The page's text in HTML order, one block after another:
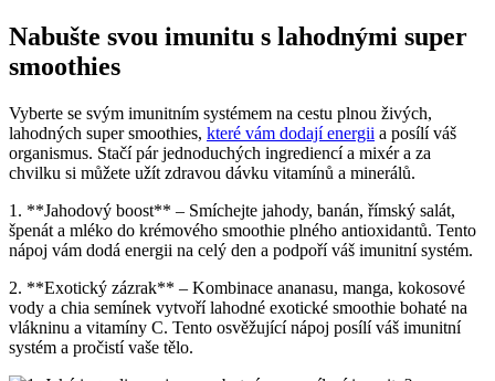
Nabušte svou imunitu s lahodnými super
smoothies
Vyberte se svým imunitním systémem na cestu plnou živých,
lahodných super smoothies, které vám dodají energii a posílí váš
organismus. Stačí pár jednoduchých ingrediencí a mixér a za
chvilku si můžete užít zdravou dávku vitamínů a minerálů.
1. **Jahodový boost** – Smíchejte jahody, banán, římský salát,
špenát a mléko do krémového smoothie plného antioxidantů. Tento
nápoj vám dodá energii na celý den a podpoří váš imunitní systém.
2. **Exotický zázrak** – Kombinace ananasu, manga, kokosové
vody a chia semínek vytvoří lahodné exotické smoothie bohaté na
vlákninu a vitamíny C. Tento osvěžující nápoj posílí váš imunitní
systém a pročistí vaše tělo.